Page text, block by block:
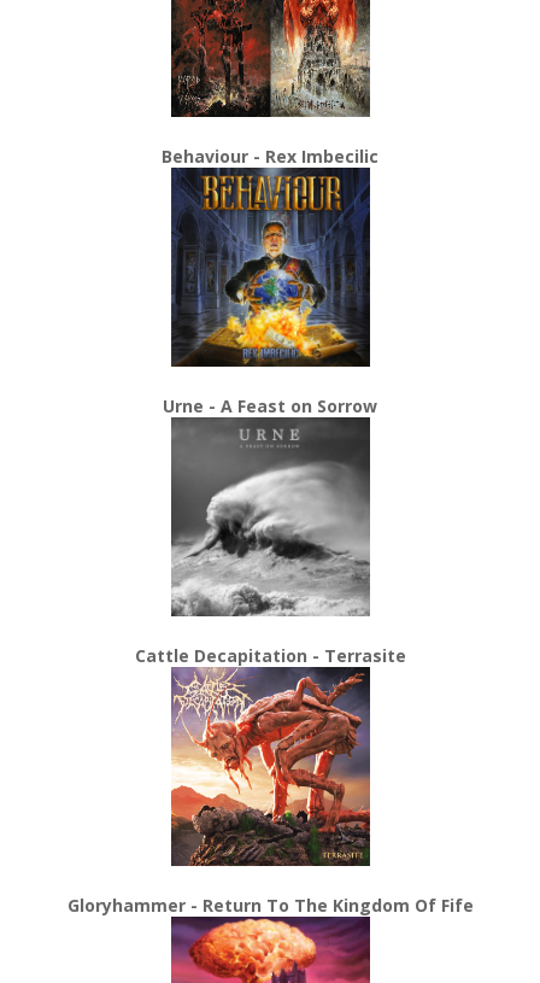
Behaviour - Rex Imbecilic
Urne - A Feast on Sorrow
Cattle Decapitation - Terrasite
Gloryhammer - Return To The Kingdom Of Fife